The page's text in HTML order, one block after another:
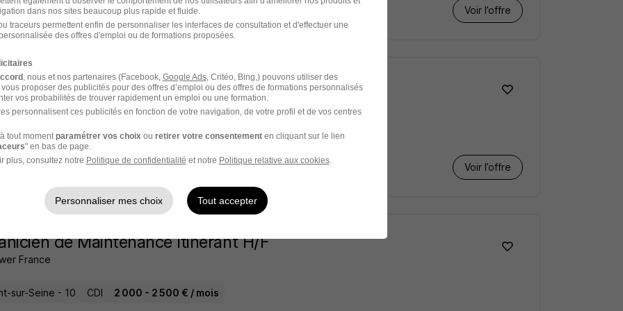
Voir l’offre
jours
de Maintenance Expérimenté H/F
sur-Seine - 10 CDI 35 000 - 37 500 € / an
Voir l’offre
de Maintenance Itinérant H/F
France
sur-Seine - 10 CDI 2 000 - 2 500 € / mois
dans nos sites beaucoup plus rapide et fluide.
traceurs permettent enfin de personnaliser les interfaces de consultation et d'effectuer une
des offres d'emploi ou de formations proposées.
, nous et nos partenaires (Facebook, Google Ads, Critéo, Bing,) pouvons utiliser des
proposer des publicités pour des offres d’emploi ou des offres de formations personnalisés
vos probabilités de trouver rapidement un emploi ou une formation.
personnalisent ces publicités en fonction de votre navigation, de votre profil et de vos centres
tout moment paramétrer vos choix ou retirer votre consentementen cliquant sur le lien
" en bas de page.
plus, consultez notre Politique de confidentialité et notre Politique relative aux cookies.
Personnaliser mes choix Tout accepter